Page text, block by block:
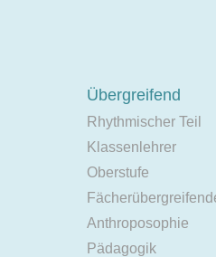
Übergreifend
Rhythmischer Teil
Klassenlehrer
Oberstufe
Anthroposophie
Pädagogik